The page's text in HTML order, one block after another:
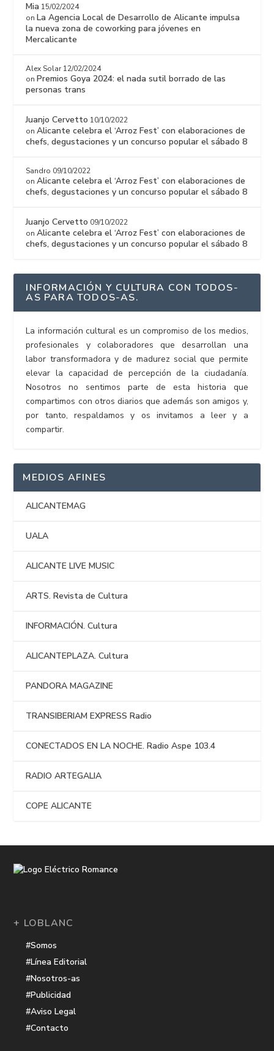
Mia 15/02/2024
on La Agencia Local de Desarrollo de Alicante impulsa
la nueva zona de coworking para jóvenes en
Mercalicante
Alex Solar 12/02/2024
on Premios Goya 2024: el nada sutil borrado de las
personas trans
Juanjo Cervetto 10/10/2022
onAlicante celebra el ‘Arroz Fest’ con elaboraciones de
chefs, degustaciones y un concurso popular el sábado 8
Sandro 09/10/2022
onAlicante celebra el ‘Arroz Fest’ con elaboraciones de
chefs, degustaciones y un concurso popular el sábado 8
Juanjo Cervetto 09/10/2022
onAlicante celebra el ‘Arroz Fest’ con elaboraciones de
chefs, degustaciones y un concurso popular el sábado 8
INFORMACIÓN Y CULTURA CON TODOS-
AS PARA TODOS-AS.
La información cultural es un compromiso de los medios,
profesionales y colaboradores que desarrollan una
labor transformadora y de madurez social que permite
elevar la capacidad de percepción de la ciudadanía.
Nosotros no sentimos parte de esta historia que
compartimos con otros diarios que además son amigos y,
por tanto, respaldamos y os invitamos a leer y a
compartir.
MEDIOS AFINES
ALICANTEMAG
UALA
ALICANTE LIVE MUSIC
ARTS. Revista de Cultura
INFORMACIÓN. Cultura
ALICANTEPLAZA. Cultura
PANDORA MAGAZINE
TRANSIBERIAM EXPRESS Radio
CONECTADOS EN LA NOCHE. Radio Aspe 103.4
RADIO ARTEGALIA
COPE ALICANTE
+ LOBLANC
#Somos
#Línea Editorial
#Nosotros-as
#Publicidad
#Aviso Legal
#Contacto